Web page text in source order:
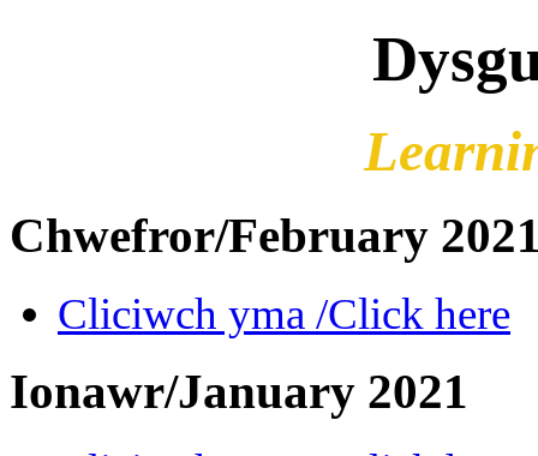
Chwefror/February
Cliciwch yma /Click here
Ionawr/January 2021